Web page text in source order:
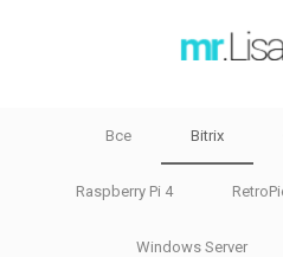
Все Bitrix
Raspberry Pi 4
Windows Server